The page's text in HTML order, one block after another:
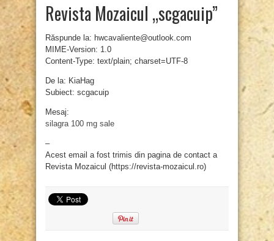
Revista Mozaicul „scgacuip”
Răspunde la: hwcavaliente@outlook.com
MIME-Version: 1.0
Content-Type: text/plain; charset=UTF-8
De la: KiaHag
Subiect: scgacuip
Mesaj:
silagra 100 mg sale
–
Acest email a fost trimis din pagina de contact a
Revista Mozaicul (https://revista-mozaicul.ro)